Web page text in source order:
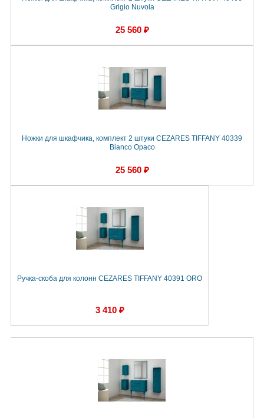
Grigio Nuvola
25 560 ₽
Ножки для шкафчика, комплект 2 штуки CEZARES TIFFANY 40339
Bianco Opaco
25 560 ₽
Ручка-скоба для колонн CEZARES TIFFANY 40391 ORO
3 410 ₽